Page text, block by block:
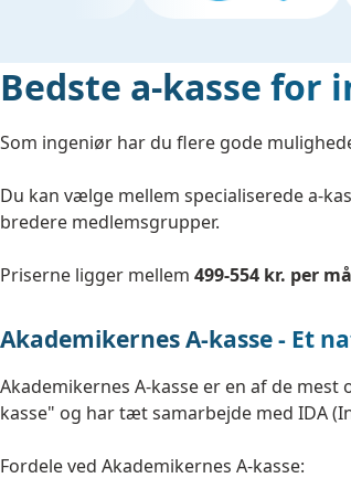
Bedste a-kasse for
Som ingeniør har du flere gode
Du kan vælge mellem specialiserede a-
bredere medlemsgrupper.
Priserne ligger mellem 499-554 kr. per
Akademikernes A-kasse - Et
Akademikernes A-kasse er en af de
kasse" og har tæt samarbejde med IDA
Fordele ved Akademikernes A-kasse: